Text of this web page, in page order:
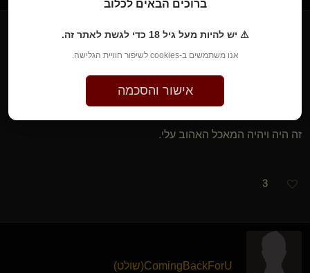
Master Bruce
​{
©
}
זה היה ויהיה המאכל האהוב עלי.
3
ComingBackForU​(שולט)
ברוכים הבאים לכלוב
⚠ יש להיות מעל גיל 18 כדי לגשת לאתר זה.
אנו משתמשים ב-cookies לשיפור חוויית הגלישה.
אישור והסכמה